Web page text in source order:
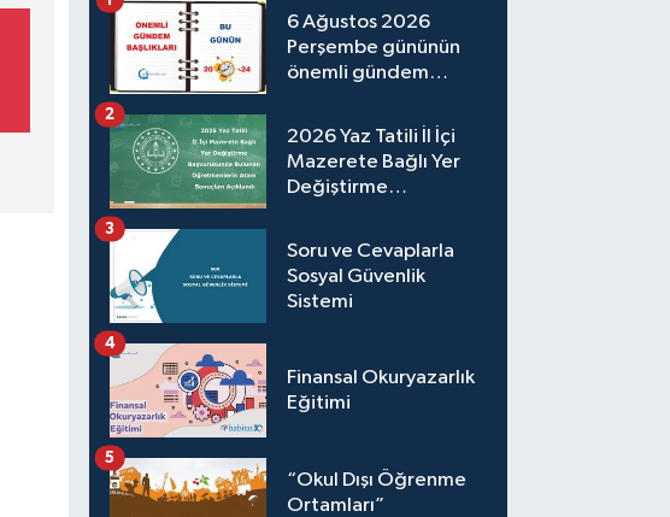
6 Ağustos 2026
Perşembe gününün
önemli gündem
2026 Yaz Tatili İl İçi
Mazerete Bağlı Yer
Değiştirme
Atama Sonuçları
Açıklandı
2
Soru ve Cevaplarla
Sosyal Güvenlik
Sistemi
3
Finansal Okuryazarlık
Eğitimi
4
“Okul Dışı Öğrenme
Ortamları”
5